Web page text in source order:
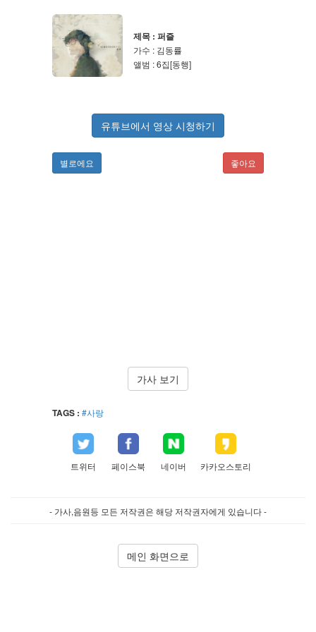
제목 : 퍼즐
가수 : 김동률
앨범 : 6집[동행]
유튜브에서 영상 시청하기
별로에요 좋아요
가사 보기
TAGS : #사랑
트위터 페이스북 네이버 카카오스토리
- 가사,음원등 모든 저작권은 해당 저작권자에게 있습니다 -
메인 화면으로